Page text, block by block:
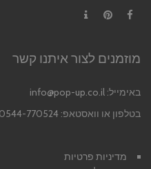
מוזמנים לצור איתנו קשר
באימייל: info@pop-up.co.il
בטלפון או וואסטאפ: 0544-770524
מדיניות פרטיות